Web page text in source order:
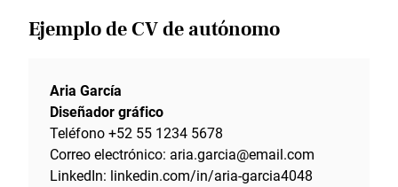
Ejemplo de CV de autónomo
Aria García
Diseñador gráfico
Teléfono +52 55 1234 5678
Correo electrónico: aria.garcia@email.com
LinkedIn: linkedin.com/in/aria-garcia4048